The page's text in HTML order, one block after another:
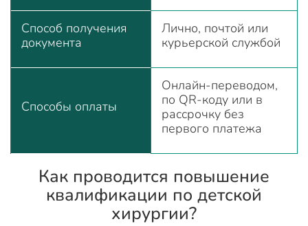
Способ получения
документа
Лично, почтой или
курьерской службой
Способы оплаты
Онлайн-переводом,
по QR-коду или в
рассрочку без
первого платежа
Как проводится повышение
квалификации по детской
хирургии?